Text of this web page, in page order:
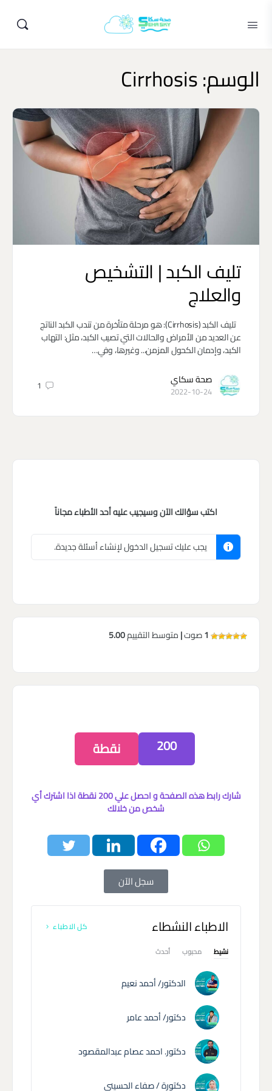
الوسم:Cirrhosis
تليف الكبد | التشخيص
والعلاج
تليف الكبد (Cirrhosis): هو مرحلة متأخرة من تندب الكبد الناتج
عن العديد من الأمراض والحالات التي تصيب الكبد، مثل: التهاب
الكبد، وإدمان الكحول المزمن،.. وغيرها، وفي…
صحة سكاي
2022-10-24
1
اكتب سؤالك الآن وسيجيب عليه أحد الأطباء مجاناً
يجب عليك تسجيل الدخول لإنشاء أسئلة جديدة.
1صوت|متوسط التقييم5.00
200 نقطة
شارك رابط هذه الصفحة و احصل علي 200 نقطة اذا اشترك أي
شخص من خلالك
سجل الآن
الاطباء النشطاء كل الاطباء
نشيط محبوب أحدث
الدكتور/ أحمد نعيم
دكتور/ أحمد عامر
دكتور. احمد عصام عبدالمقصود
دكتورة / صفاء الحسيني